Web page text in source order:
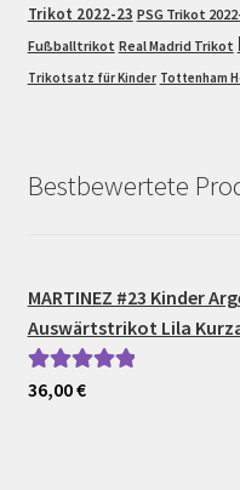
Trikot 2022-23 PSG Trikot
Fußballtrikot Real Madrid Trikot
Trikotsatz für Kinder Tottenham
Bestbewertete
MARTINEZ #23 Kinder
Auswärtstrikot Lila
Bewertet mit
36,00€